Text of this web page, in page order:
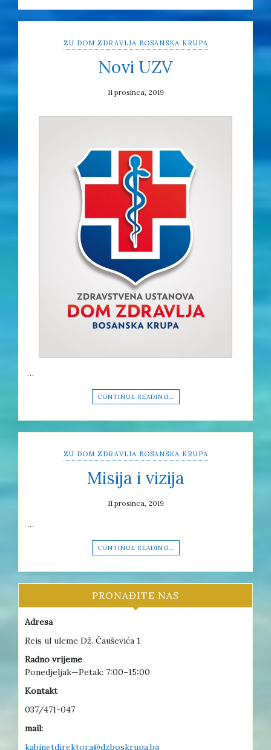
ZU DOM ZDRAVLJA BOSANSKA KRUPA
Novi UZV
11 prosinca, 2019
…
CONTINUE READING…
ZU DOM ZDRAVLJA BOSANSKA KRUPA
Misija i vizija
11 prosinca, 2019
…
CONTINUE READING…
PRONAĐITE NAS
Adresa
Reis ul uleme Dž. Čauševića 1
Radno vrijeme
Ponedjeljak—Petak: 7:00–15:00
Kontakt
037/471-047
mail:
kabinetdirektora@dzboskrupa.ba